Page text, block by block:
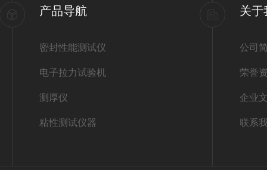
产品导航
密封性能测试仪
电子拉力试验机
测厚仪
粘性测试仪器
关于
公司
荣誉
企业
联系